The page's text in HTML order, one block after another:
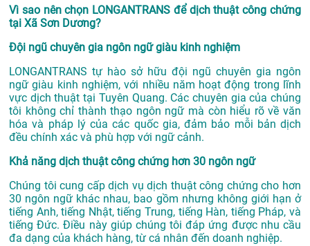
Vì sao nên chọn LONGANTRANS để dịch thuật công chứng
tại Xã Sơn Dương?
Đội ngũ chuyên gia ngôn ngữ giàu kinh nghiệm
LONGANTRANS tự hào sở hữu đội ngũ chuyên gia ngôn
ngữ giàu kinh nghiệm, với nhiều năm hoạt động trong lĩnh
vực dịch thuật tại Tuyên Quang. Các chuyên gia của chúng
tôi không chỉ thành thạo ngôn ngữ mà còn hiểu rõ về văn
hóa và pháp lý của các quốc gia, đảm bảo mỗi bản dịch
đều chính xác và phù hợp với ngữ cảnh.
Khả năng dịch thuật công chứng hơn 30 ngôn ngữ
Chúng tôi cung cấp dịch vụ dịch thuật công chứng cho hơn
30 ngôn ngữ khác nhau, bao gồm nhưng không giới hạn ở
tiếng Anh, tiếng Nhật, tiếng Trung, tiếng Hàn, tiếng Pháp, và
tiếng Đức. Điều này giúp chúng tôi đáp ứng được nhu cầu
đa dạng của khách hàng, từ cá nhân đến doanh nghiệp.